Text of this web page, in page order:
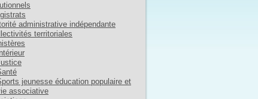
administrative indépendante
territoriales
Intérieur
jeunesse éducation populaire et
associative